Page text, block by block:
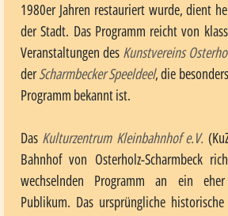
1980er Jahren restauriert wurde, dient
der Stadt. Das Programm reicht von
Veranstaltungen des Kunstvereins
derScharmbecker Speeldeel, die
Programm bekannt ist.
Das Kulturzentrum Kleinbahnhof e.V.
Bahnhof von Osterholz-Scharmbeck
wechselnden Programm an ein
Publikum. Das ursprüngliche